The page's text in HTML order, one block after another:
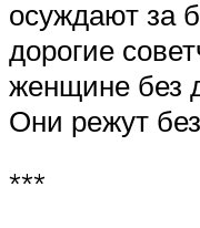
осуждают за
дорогие
женщине без
Они режут
***